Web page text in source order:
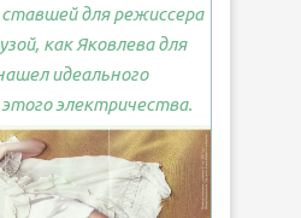
для режиссера
как Яковлева для
идеального
электричества.